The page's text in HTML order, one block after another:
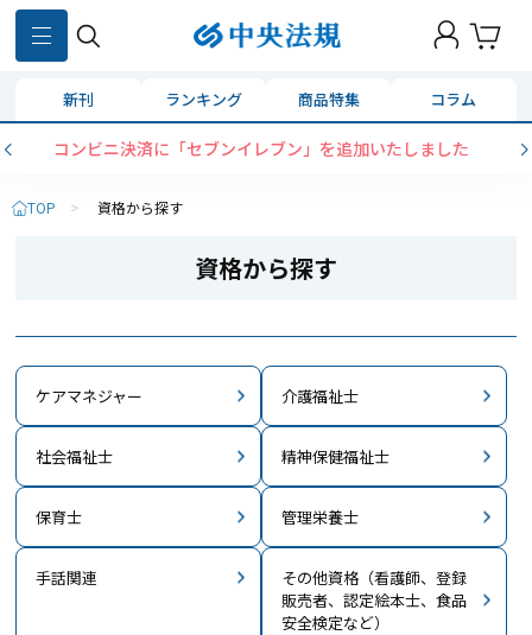
新刊 ランキング 商品特集 コラム
【好評新刊】こどもの発達と支援まるっとガイド
TOP > 資格から探す
資格から探す
ケアマネジャー 介護福祉士
社会福祉士 精神保健福祉士
保育士 管理栄養士
手話関連
その他資格（看護師、登録
販売者、認定絵本士、食品
安全検定など）